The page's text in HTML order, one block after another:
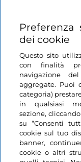
Login
Restiamo in
Preferenza
dei cookie
Questo sito
con finalità
navigazione
aggregate. Puoi
categoria)
in qualsiasi
sezione,
su “Consenti
cookie sul tuo
banner,
cookie o altri